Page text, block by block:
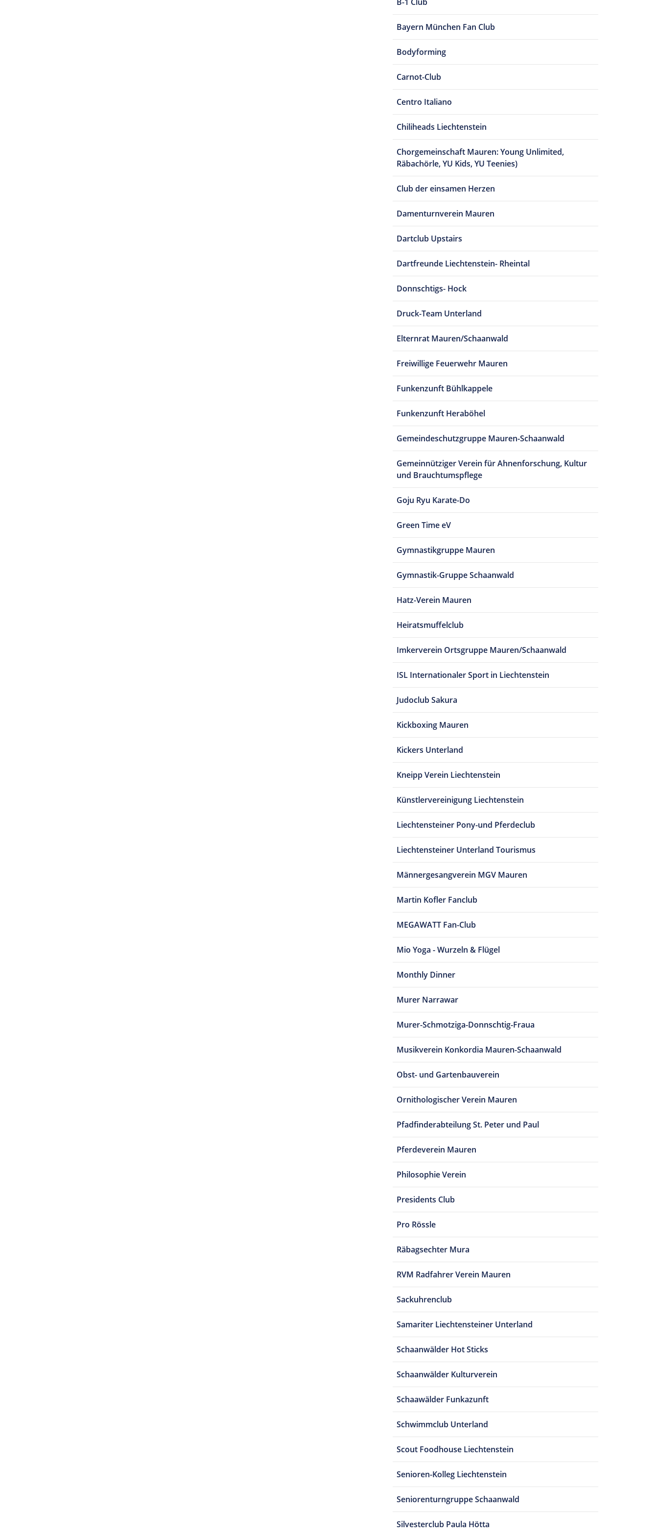
Bayern München Fan Club
Bodyforming
Carnot-Club
Centro Italiano
Chiliheads Liechtenstein
Chorgemeinschaft Mauren: Young Unlimited,
Räbachörle, YU Kids, YU Teenies)
Club der einsamen Herzen
Damenturnverein Mauren
Dartclub Upstairs
Dartfreunde Liechtenstein- Rheintal
Donnschtigs- Hock
Druck-Team Unterland
Elternrat Mauren/Schaanwald
Freiwillige Feuerwehr Mauren
Funkenzunft Bühlkappele
Funkenzunft Heraböhel
Gemeindeschutzgruppe Mauren-Schaanwald
Gemeinnütziger Verein für Ahnenforschung, Kultur
und Brauchtumspflege
Goju Ryu Karate-Do
Green Time eV
Gymnastikgruppe Mauren
Gymnastik-Gruppe Schaanwald
Hatz-Verein Mauren
Heiratsmuffelclub
Imkerverein Ortsgruppe Mauren/Schaanwald
ISL Internationaler Sport in Liechtenstein
Judoclub Sakura
Kickboxing Mauren
Kickers Unterland
Kneipp Verein Liechtenstein
Künstlervereinigung Liechtenstein
Liechtensteiner Pony-und Pferdeclub
Liechtensteiner Unterland Tourismus
Männergesangverein MGV Mauren
Martin Kofler Fanclub
MEGAWATT Fan-Club
Mio Yoga - Wurzeln & Flügel
Monthly Dinner
Murer Narrawar
Murer-Schmotziga-Donnschtig-Fraua
Musikverein Konkordia Mauren-Schaanwald
Obst- und Gartenbauverein
Ornithologischer Verein Mauren
Pfadfinderabteilung St. Peter und Paul
Pferdeverein Mauren
Philosophie Verein
Presidents Club
Pro Rössle
Räbagsechter Mura
RVM Radfahrer Verein Mauren
Sackuhrenclub
Samariter Liechtensteiner Unterland
Schaanwälder Hot Sticks
Schaanwälder Kulturverein
Schaawälder Funkazunft
Schwimmclub Unterland
Scout Foodhouse Liechtenstein
Senioren-Kolleg Liechtenstein
Seniorenturngruppe Schaanwald
Silvesterclub Paula Hötta